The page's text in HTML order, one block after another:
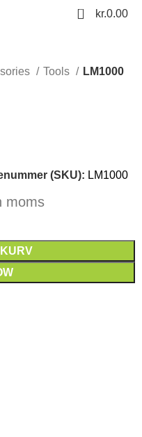
0 kr.0.00
Tools LM1000
(SKU): LM1000
moms